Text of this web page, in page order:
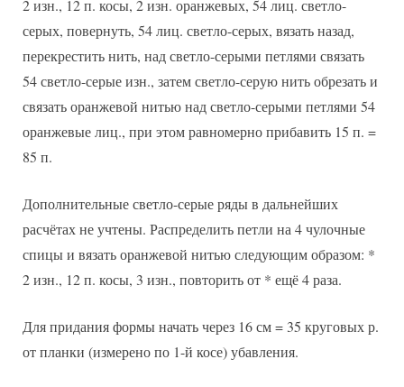
2 изн., 12 п. косы, 2 изн. оранжевых, 54 лиц. светло-
серых, повернуть, 54 лиц. светло-серых, вязать назад,
перекрестить нить, над светло-серыми петлями связать
54 светло-серые изн., затем светло-серую нить обрезать и
связать оранжевой нитью над светло-серыми петлями 54
оранжевые лиц., при этом равномерно прибавить 15 п. =
85 п.
Дополнительные светло-серые ряды в дальнейших
расчётах не учтены. Распределить петли на 4 чулочные
спицы и вязать оранжевой нитью следующим образом: *
2 изн., 12 п. косы, 3 изн., повторить от * ещё 4 раза.
Для придания формы начать через 16 см = 35 круговых р.
от планки (измерено по 1-й косе) убавления.